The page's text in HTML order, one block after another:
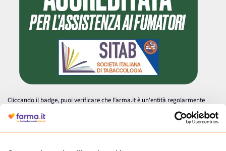
Cliccando il badge, puoi verificare che Farma.it è un'entità regolarmente
autorizzata dal Ministero della Salute a effettuare la vendita online di
medicinali.